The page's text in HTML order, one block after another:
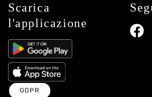
Scarica
l'applicazione
GDPR